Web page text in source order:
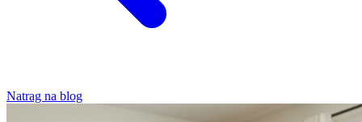
Natrag na blog